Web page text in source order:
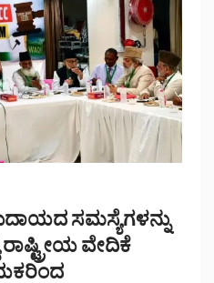
ಸಮಸ್ಯೆಗಳನ್ನು
ವೇದಿಕೆ